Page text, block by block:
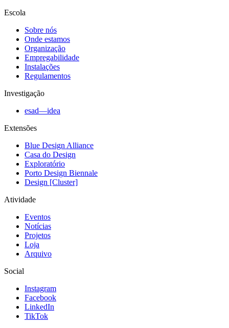
Escola
Sobre nós
Onde estamos
Organização
Empregabilidade
Instalações
Regulamentos
Investigação
esad—idea
Extensões
Blue Design Alliance
Casa do Design
Exploratório
Porto Design Biennale
Design [Cluster]
Atividade
Eventos
Notícias
Projetos
Loja
Arquivo
Social
Instagram
Facebook
LinkedIn
TikTok